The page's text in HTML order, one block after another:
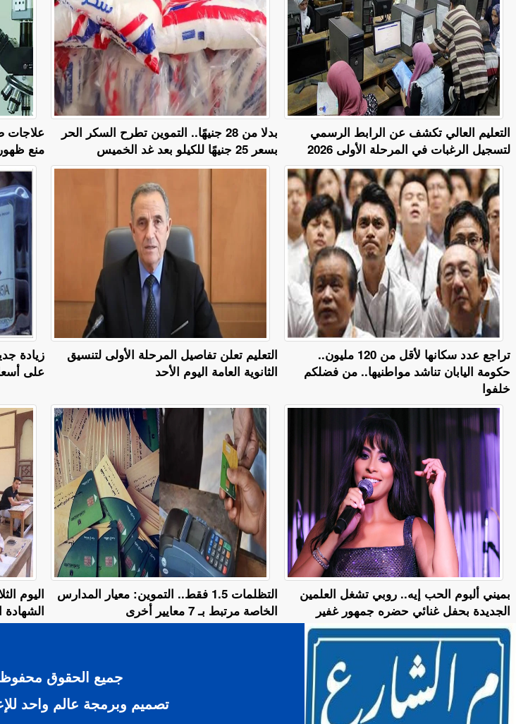
علاجات
منع
بدلا من 28 جنيهًا.. التموين تطرح السكر الحر
بسعر 25 جنيهًا للكيلو بعد غد الخميس
التعليم العالي تكشف عن الرابط الرسمي
لتسجيل الرغبات في المرحلة الأولى 2026
زيادة
على
التعليم تعلن تفاصيل المرحلة الأولى لتنسيق
الثانوية العامة اليوم الأحد
تراجع عدد سكانها لأقل من 120 مليون..
حكومة اليابان تناشد مواطنيها.. من فضلكم
خلفوا
اليوم
الشهادة
التظلمات 1.5 فقط.. التموين: معيار المدارس
الخاصة مرتبط بـ 7 معايير أخرى
بميني ألبوم الحب إيه.. روبي تشغل العلمين
الجديدة بحفل غنائي حضره جمهور غفير
جميع الحقوق
تصميم وبرمجة عالم واحد